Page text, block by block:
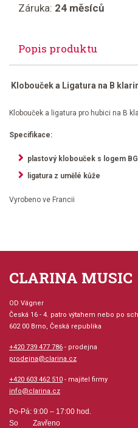
Záruka: 24 měsíců
Popis produktu
Klobouček a Ligatura na B
Klobouček a ligatura pro hubici na B
Specifikace:
plastový klobouček s logem BG
ligatura z umělé kůže
Vyrobeno ve Francii
CLARINA MUSIC
OD Vágner
Česká 16 - 4. patro výtahem nebo po
602 00 Brno, Česká republika
+420 739 477 786 - prodejna
prodejna@clarina.cz
+420 603 462 510 - majitel firmy
info@clarina.cz
Po-Pá: 9:00 – 17:00 hod.
So Zavřeno